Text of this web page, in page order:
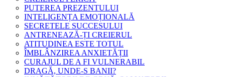
PUTEREA PREZENTULUI
INTELIGENȚA EMOȚIONALĂ
SECRETELE SUCCESULUI
ANTRENEAZĂ-ȚI CREIERUL
ATITUDINEA ESTE TOTUL
ÎMBLÂNZIREA ANXIETĂȚII
CURAJUL DE A FI VULNERABIL
DRAGĂ, UNDE-S BANII?